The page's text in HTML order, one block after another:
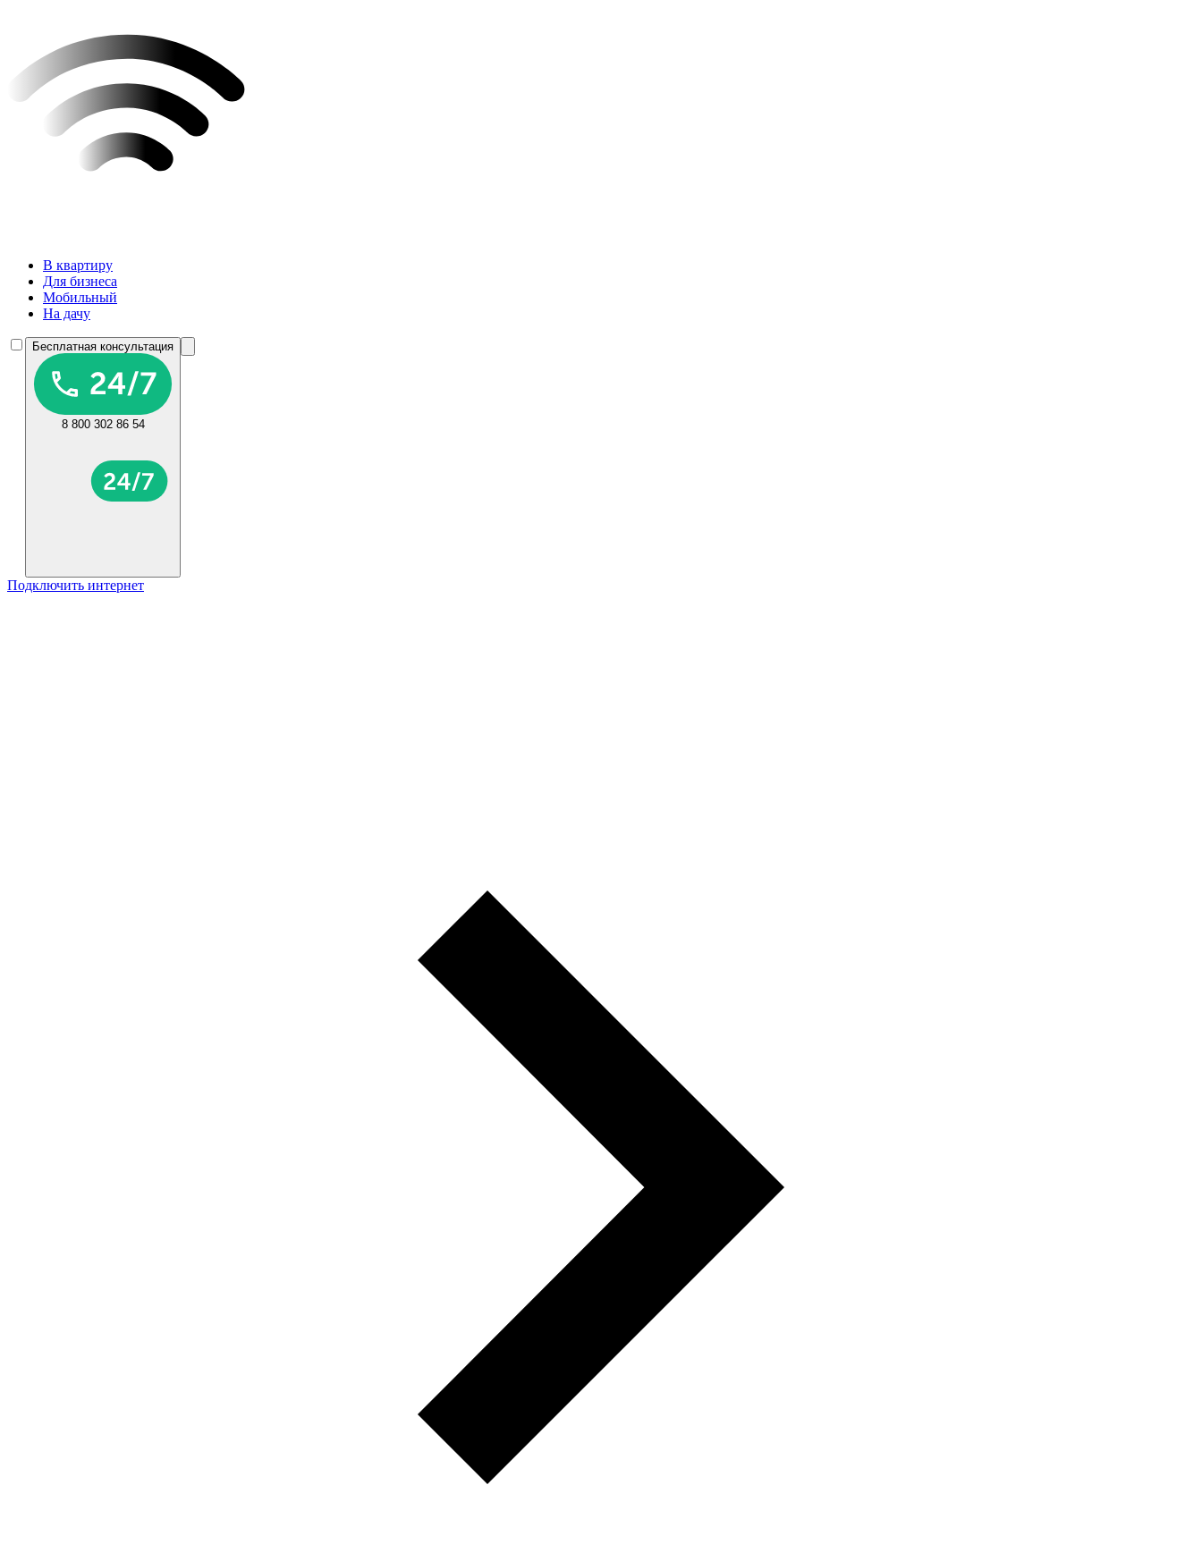
В квартиру
Для бизнеса
Мобильный
На дачу
Бесплатная консультация
8 800 302 86 54
Подключить интернет